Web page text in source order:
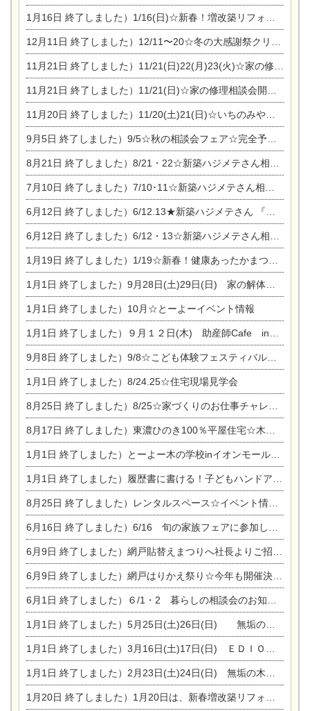
1月16日 終了しました）1/16(日)☆新春！増改築リフォーム&家の修理まつり
12月11日 終了しました）12/11〜20☆冬の大感謝祭クリスマス相談会開催
11月21日 終了しました）11/21(日)22(月)23(火)☆家の修理まつり＆増改築リフォーム相談会
11月21日 終了しました）11/21(日)☆家の修理相談会開催 in 扶桑オークビレッジ
11月20日 終了しました）11/20(土)21(日)☆いちのみや逸品市に出店します【ひのきのバラ販売】
9月5日 終了しました）9/5☆秋の相談会フェア☆完全予約制
8月21日 終了しました）8/21・22☆新築ハジメテさん相談会 『集まれ！農地に家を建てたい人！』
7月10日 終了しました）7/10･11☆新築ハジメテさん相談会 『集まれ！農地に家を建てたい人！』完全予約制
6月12日 終了しました）6/12.13★新築ハジメテさん 『木の家 現場体感見学会』
6月12日 終了しました）6/12・13☆新築ハジメテさん相談会『今ある土地に家を建てる際の注意点』
1月19日 終了しました）1/19☆新春！健康あったかまつり＆増改築リフォームまつり
1月1日 終了しました）9月28日(土)29日(日) 家の解体なんでも相談会
1月1日 終了しました）10月☆とーよーイベント情報
1月1日 終了しました）９月１２日(木) 助産師Cafe in東陽住建
9月8日 終了しました）9/8☆こども体験フェスティバル☆一宮市民会館
1月1日 終了しました）8/24.25☆住宅現場見学会
8月25日 終了しました）8/25☆家づくりのお仕事チャレンジ
8月17日 終了しました）東濃ひのき100％平屋住宅☆木の家完成見学会
1月1日 終了しました）とーよー木の学校inイオンモール木曽川
1月1日 終了しました）履歴書に書ける！子どもハンドアロマ講座☆
8月25日 終了しました）レンタルスペース☆イベント情報☆チャイルドアロマセラピスト
6月16日 終了しました）6/16 旬の家族フェアに参加します☆
6月9日 終了しました）網戸貼替えまつりへ社長よりご招待です♪
6月9日 終了しました）網戸はりかえ祭り☆今年も開催決定！
6月1日 終了しました）６/1・2 暮らしの相談会のお知らせ
1月1日 終了しました）5月25日(土)26日(日) 無垢の木の家体感見学会開催☆
1月1日 終了しました）3月16日(土)17日(日) ＥＤＩＯＮ東陽住建でんき館 総決算まつり
1月1日 終了しました）2月23日(土)24日(日) 無垢の木の家 完成見学会
1月20日 終了しました）1月20日は、新春増改築リフォームまつり＆家の修理祭り＆家電まつりです。